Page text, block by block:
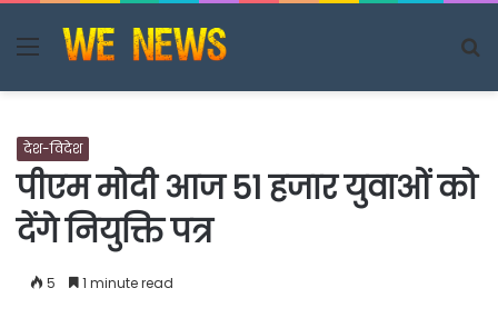
Menu
देश-विदेश
पीएम मोदी आज 51 हजार युवाओं को
देंगे नियुक्ति पत्र
5 1 minute read